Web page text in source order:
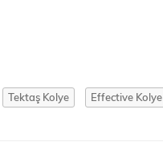
Tektaş Kolye Effective Kolye